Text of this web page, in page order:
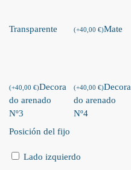
Transparente (+40,00 €)Mate
(+40,00 €)Decora
do arenado
Nº3
(+40,00 €)Decora
do arenado
Nº4
Posición del fijo
Lado izquierdo